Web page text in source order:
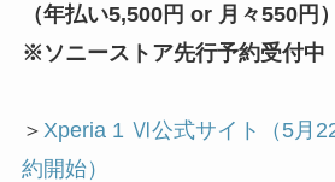
（年払い5,500円 or 月々550円）
※ソニーストア先行予約受付中
＞ Xperia 1 Ⅵ公式サイト（5月
約開始）